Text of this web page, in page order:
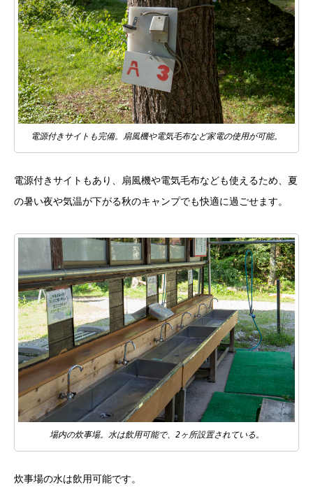
電源付きサイトも完備。扇風機や電気毛布など家電の使用が可能。
電源付きサイトもあり、扇風機や電気毛布なども使えるため、夏
の暑い夜や気温が下がる秋のキャンプでも快適に過ごせます。
場内の炊事場。水は飲用可能で、2ヶ所設置されている。
炊事場の水は飲用可能です。